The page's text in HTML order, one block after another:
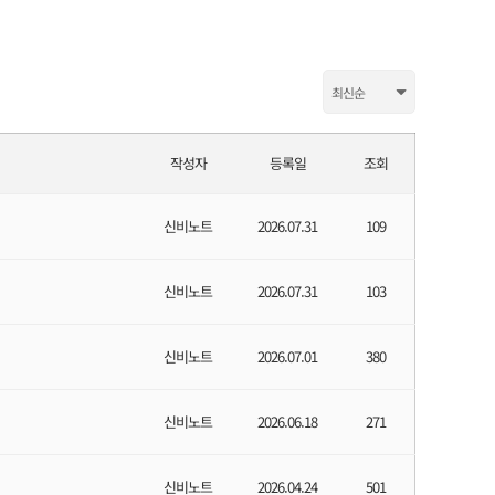
작성자 등록일 조회
신비노트 2026.07.31 109
신비노트 2026.07.31 103
신비노트 2026.07.01 380
신비노트 2026.06.18 271
신비노트 2026.04.24 501